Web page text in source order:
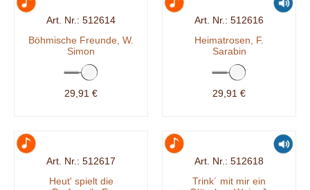
512614
Böhmische Freunde, W.
Simon
29,91 €
512616
Heimatrosen, F.
Sarabin
29,91 €
512617
Heut' spielt die
512618
Trink´ mit mir ein